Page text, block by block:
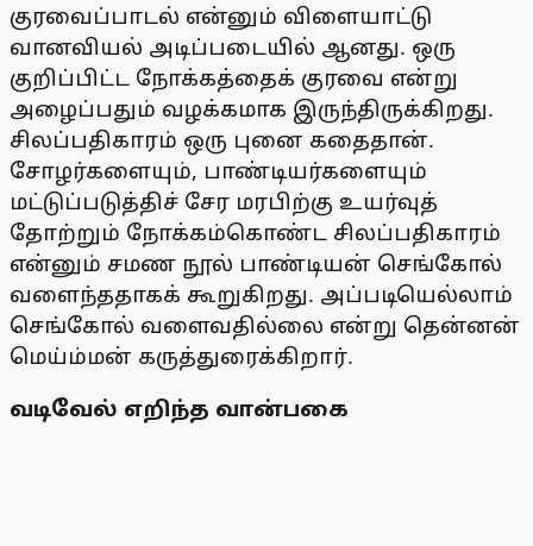
குரவைப்பாடல் என்னும் விளையாட்டு
வானவியல் அடிப்படையில் ஆனது. ஒரு
குறிப்பிட்ட நோக்கத்தைக் குரவை என்று
அழைப்பதும் வழக்கமாக இருந்திருக்கிறது.
சிலப்பதிகாரம் ஒரு புனை கதைதான்.
சோழர்களையும், பாண்டியர்களையும்
மட்டுப்படுத்திச் சேர மரபிற்கு உயர்வுத்
தோற்றும் நோக்கம்கொண்ட சிலப்பதிகாரம்
என்னும் சமண நூல் பாண்டியன் செங்கோல்
வளைந்ததாகக் கூறுகிறது. அப்படியெல்லாம்
செங்கோல் வளைவதில்லை என்று தென்னன்
மெய்ம்மன் கருத்துரைக்கிறார்.
வடிவேல் எறிந்த வான்பகை